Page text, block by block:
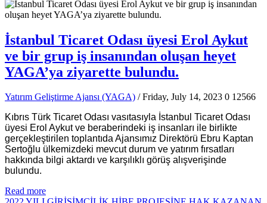
İstanbul Ticaret Odası üyesi Erol Aykut
ve bir grup iş insanından oluşan heyet
YAGA’ya ziyarette bulundu.
Yatırım Geliştirme Ajansı (YAGA) / Friday, July 14, 2023 0 12566
Kıbrıs Türk Ticaret Odası vasıtasıyla İstanbul Ticaret Odası
üyesi Erol Aykut ve beraberindeki iş insanları ile birlikte
gerçekleştirilen toplantıda Ajansımız Direktörü Ebru Kaptan
Sertoğlu ülkemizdeki mevcut durum ve yatırım fırsatları
hakkında bilgi aktardı ve karşılıklı görüş alışverişinde
bulundu.
Read more